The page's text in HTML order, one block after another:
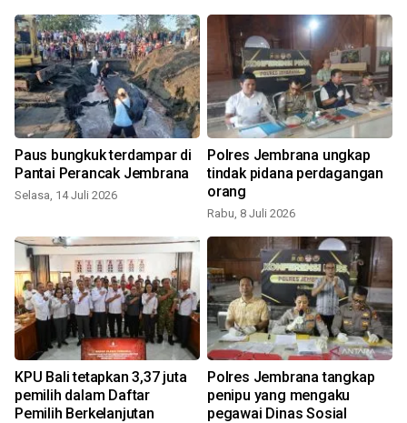
Paus bungkuk terdampar di
Pantai Perancak Jembrana
Selasa, 14 Juli 2026
Polres Jembrana ungkap
tindak pidana perdagangan
orang
Rabu, 8 Juli 2026
KPU Bali tetapkan 3,37 juta
pemilih dalam Daftar
Pemilih Berkelanjutan
Polres Jembrana tangkap
penipu yang mengaku
pegawai Dinas Sosial